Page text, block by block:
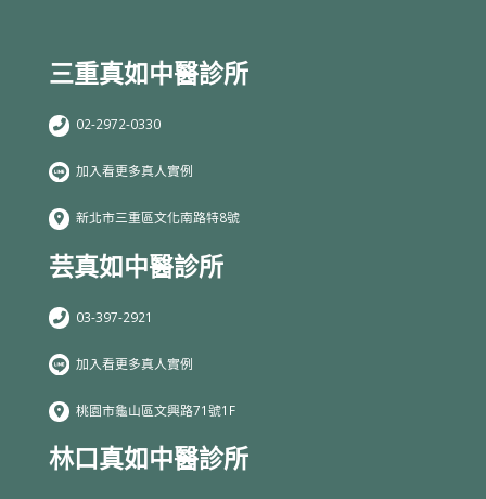
三重真如中醫診所
02-2972-0330
加入看更多真人實例
新北市三重區文化南路特8號
芸真如中醫診所
03-397-2921
加入看更多真人實例
桃園市龜山區文興路71號1F
林口真如中醫診所